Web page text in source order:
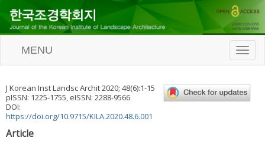
T
o
l
e
MENU
J Korean Inst Landsc Archit2020; 48(6):1-15
pISSN: 1225-1755, eISSN: 2288-9566
DOI:
https://doi.org/10.9715/KILA.2020.48.6.001
Article